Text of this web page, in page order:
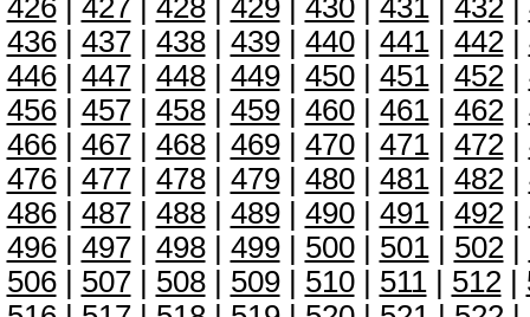
426| 427| 428| 429| 430| 431| 432|
436| 437| 438| 439| 440| 441| 442|
446| 447| 448| 449| 450| 451| 452|
456| 457| 458| 459| 460| 461| 462|
466| 467| 468| 469| 470| 471| 472|
476| 477| 478| 479| 480| 481| 482|
486| 487| 488| 489| 490| 491| 492|
496| 497| 498| 499| 500| 501| 502|
506| 507| 508| 509| 510| 511| 512|